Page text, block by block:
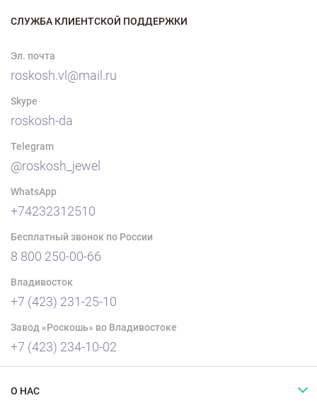
СЛУЖБА КЛИЕНТСКОЙ ПОДДЕРЖКИ
Эл. почта
roskosh.vl@mail.ru
Skype
roskosh-da
Telegram
@roskosh_jewel
WhatsApp
+74232312510
Бесплатный звонок по России
8 800 250-00-66
Владивосток
+7 (423) 231-25-10
Завод «Роскошь» во Владивостоке
+7 (423) 234-10-02
О НАС